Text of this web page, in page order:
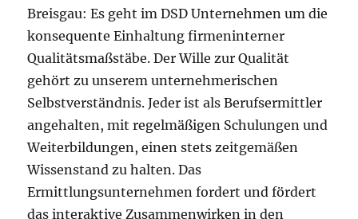
Breisgau: Es geht im DSD Unternehmen um die
konsequente Einhaltung firmeninterner
Qualitätsmaßstäbe. Der Wille zur Qualität
gehört zu unserem unternehmerischen
Selbstverständnis. Jeder ist als Berufsermittler
angehalten, mit regelmäßigen Schulungen und
Weiterbildungen, einen stets zeitgemäßen
Wissenstand zu halten. Das
Ermittlungsunternehmen fordert und fördert
das interaktive Zusammenwirken in den